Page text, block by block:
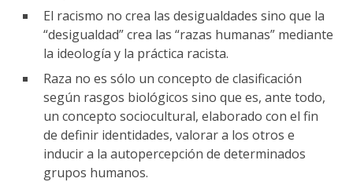
El racismo no crea las desigualdades sino que la
“desigualdad” crea las “razas humanas” mediante
la ideología y la práctica racista.
Raza no es sólo un concepto de clasificación
según rasgos biológicos sino que es, ante todo,
un concepto sociocultural, elaborado con el fin
de definir identidades, valorar a los otros e
inducir a la autopercepción de determinados
grupos humanos.